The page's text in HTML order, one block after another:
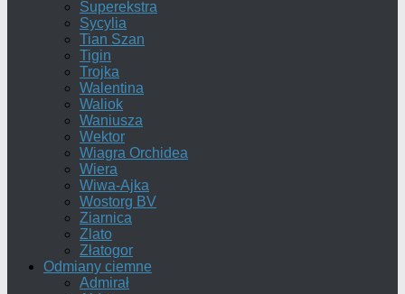
Superekstra
Sycylia
Tian Szan
Tigin
Trojka
Walentina
Waliok
Waniusza
Wektor
Wiagra Orchidea
Wiera
Wiwa-Ajka
Wostorg BV
Ziarnica
Zlato
Złatogor
Odmiany ciemne
Admirał